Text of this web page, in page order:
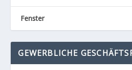
Fenster
GEWERBLICHE